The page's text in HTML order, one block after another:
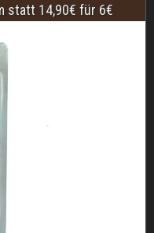
statt 14,90€ für 6€